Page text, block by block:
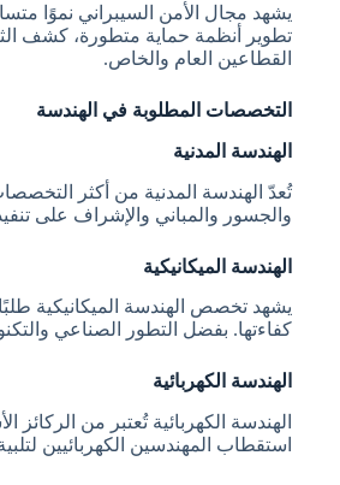
يشهد مجال الأمن السيبراني نموًا
تطوير أنظمة حماية متطورة، كشف
القطاعين العام والخاص.
التخصصات المطلوبة في الهندسة
الهندسة المدنية
تُعدّ الهندسة المدنية من أكثر
والجسور والمباني والإشراف على
الهندسة الميكانيكية
يشهد تخصص الهندسة الميكانيكية
كفاءتها. بفضل التطور الصناعي
الهندسة الكهربائية
الهندسة الكهربائية تُعتبر من
استقطاب المهندسين الكهربائيين